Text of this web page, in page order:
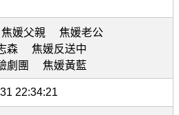
焦媛父親
焦媛老公
森
焦媛反送中
劇團
焦媛黃藍
22:34:21